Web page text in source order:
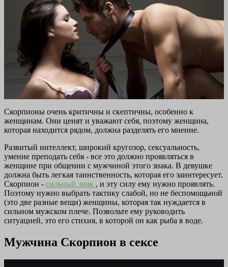
Скорпионы очень критичны и скептичны, особенно к
женщинам. Они ценят и уважают себя, поэтому женщина,
которая находится рядом, должна разделять его мнение.
Развитый интеллект, широкий кругозор, сексуальность,
умение преподать себя - все это должно проявляться в
женщине при общении с мужчиной этого знака. В девушке
должна быть легкая таинственность, которая его заинтересует.
Скорпион - сильный знак , и эту силу ему нужно проявлять.
Поэтому нужно выбрать тактику слабой, но не беспомощьной
(это две разные вещи) женщины, которая так нуждается в
сильном мужском плече. Позвольте ему руководить
ситуацией, это его стихия, в которой он как рыба в воде.
Мужчина Скорпион в сексе